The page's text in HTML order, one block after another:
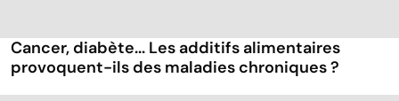
Cancer, diabète... Les additifs alimentaires
provoquent-ils des maladies chroniques ?